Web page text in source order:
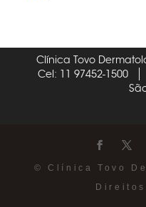
Clínica Tovo
Cel: 11 97452-1500
© Clínica Tovo
Direitos